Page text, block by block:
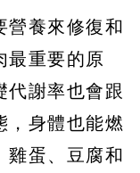
營養來修復和
最重要的原
代謝率也會跟
，身體也能燃
雞蛋、豆腐和